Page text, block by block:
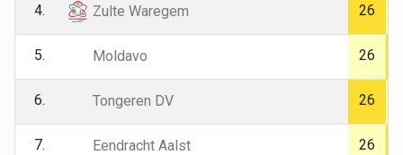
4. Zulte Waregem 26
5. Moldavo 26
6. Tongeren DV 26
7. Eendracht Aalst 26